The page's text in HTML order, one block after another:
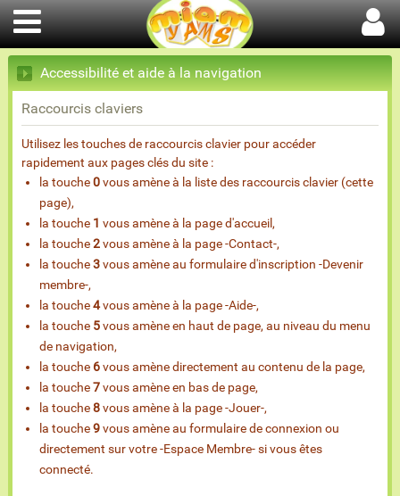
Accessibilité et aide à la navigation
Raccourcis claviers
Utilisez les touches de raccourcis clavier pour accéder
rapidement aux pages clés du site :
la touche0vous amène à la liste des raccourcis clavier (cette
page),
la touche 1 vous amène à la page d'accueil,
la touche2vous amène à la page -Contact-,
la touche3vous amène au formulaire d'inscription -Devenir
membre-,
la touche4vous amène à la page -Aide-,
la touche 5vous amène en haut de page, au niveau du menu
de navigation,
la touche 6vous amène directement au contenu de la page,
la touche7vous amène en bas de page,
la touche8vous amène à la page -Jouer-,
la touche9vous amène au formulaire de connexion ou
directement sur votre -Espace Membre- si vous êtes
connecté.